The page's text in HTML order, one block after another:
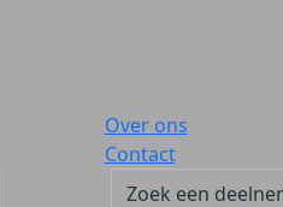
Over ons
Contact